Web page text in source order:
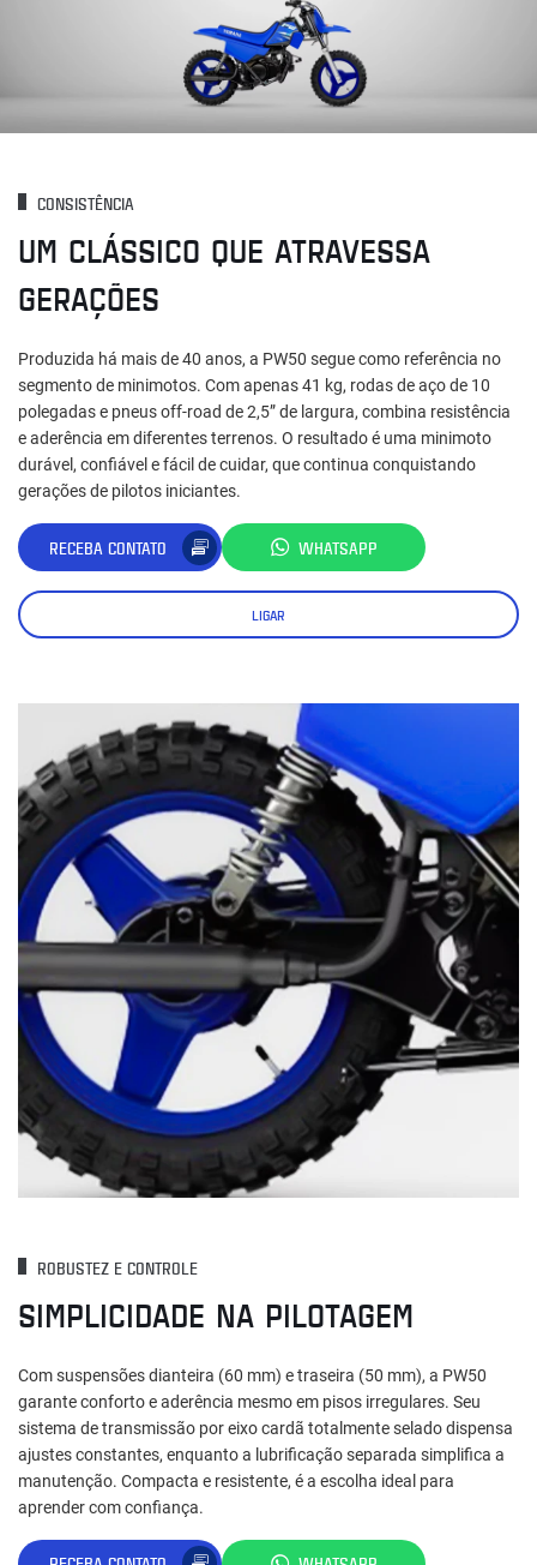
CONSISTÊNCIA
UM CLÁSSICO QUE ATRAVESSA
GERAÇÕES
Produzida há mais de 40 anos, a PW50 segue como referência no
segmento de minimotos. Com apenas 41 kg, rodas de aço de 10
polegadas e pneus off-road de 2,5” de largura, combina resistência
e aderência em diferentes terrenos. O resultado é uma minimoto
durável, confiável e fácil de cuidar, que continua conquistando
gerações de pilotos iniciantes.
RECEBA CONTATO WHATSAPP
LIGAR
ROBUSTEZ E CONTROLE
SIMPLICIDADE NA PILOTAGEM
Com suspensões dianteira (60 mm) e traseira (50 mm), a PW50
garante conforto e aderência mesmo em pisos irregulares. Seu
sistema de transmissão por eixo cardã totalmente selado dispensa
ajustes constantes, enquanto a lubrificação separada simplifica a
manutenção. Compacta e resistente, é a escolha ideal para
aprender com confiança.